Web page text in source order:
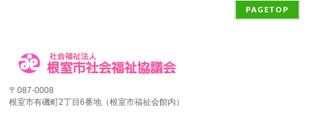
PAGETOP
〒087-0008
根室市有磯町2丁目6番地（根室市福祉会館内）